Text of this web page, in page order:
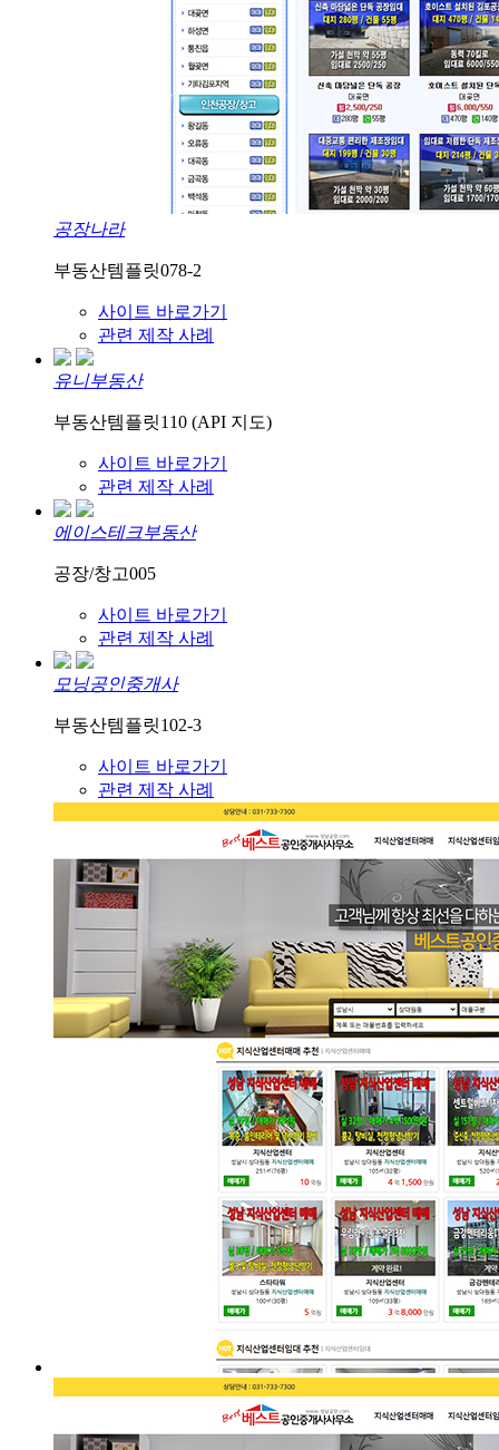
공장나라
부동산템플릿078-2
사이트 바로가기
관련 제작 사례
유니부동산
부동산템플릿110 (API 지도)
사이트 바로가기
관련 제작 사례
에이스테크부동산
공장/창고005
사이트 바로가기
관련 제작 사례
모닝공인중개사
부동산템플릿102-3
사이트 바로가기
관련 제작 사례